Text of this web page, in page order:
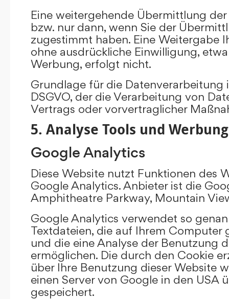
Eine weitergehende Übermittlung
bzw. nur dann, wenn Sie der
zugestimmt haben. Eine Weitergabe
ohne ausdrückliche Einwilligung,
Werbung, erfolgt nicht.
Grundlage für die Datenverarbeitung
DSGVO, der die Verarbeitung von
Vertrags oder vorvertraglicher
5. Analyse Tools und Werbung
Google Analytics
Diese Website nutzt Funktionen des
Google Analytics. Anbieter ist die
Amphitheatre Parkway, Mountain
Google Analytics verwendet so
Textdateien, die auf Ihrem Computer
und die eine Analyse der Benutzung
ermöglichen. Die durch den Cookie
über Ihre Benutzung dieser Website
einen Server von Google in den USA
gespeichert.